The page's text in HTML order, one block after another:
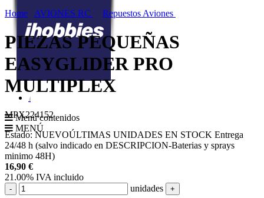
Menú contenidos
MENÚ
Home AVIONES RC Repuestos Aviones
PIEZAS PEQUEÑAS
EASYGLIDER PRO
MULTIPLEX
MPX224152
Estado:NUEVOÚLTIMAS UNIDADES EN STOCK Entrega
24/48 h (salvo indicado en DESCRIPCION-Baterias y sprays
minimo 48H)
16,90 €
21.00% IVA incluido
- unidades +